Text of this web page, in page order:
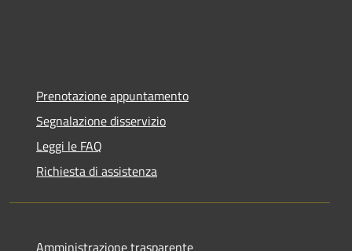
Prenotazione appuntamento
Segnalazione disservizio
Leggi le FAQ
Richiesta di assistenza
Amministrazione trasparente